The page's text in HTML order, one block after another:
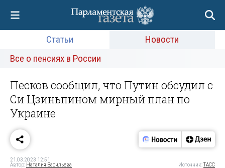
Статьи
Новости
Все о пенсиях в России
Песков сообщил, что Путин обсудил с
Си Цзиньпином мирный план по
Украине
21.03.2023 12:51
Автор: Наталия Васильева Источник:ТАСС